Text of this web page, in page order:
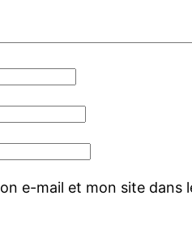
e-mail et mon site